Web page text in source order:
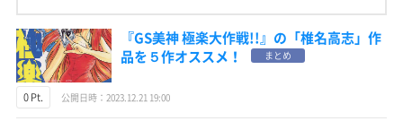
『GS美神 極楽大作戦!!』の「椎名高志」作
品を５作オススメ！
まとめ
0 Pt. 公開日時：2023.12.21 19:00